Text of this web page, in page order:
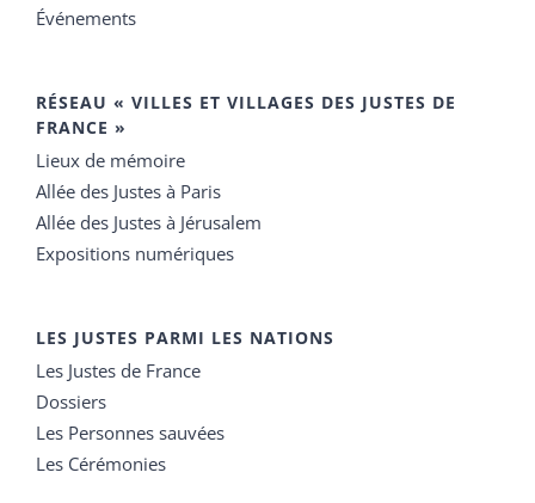
Événements
RÉSEAU « VILLES ET VILLAGES DES JUSTES DE
FRANCE »
Lieux de mémoire
Allée des Justes à Paris
Allée des Justes à Jérusalem
Expositions numériques
LES JUSTES PARMI LES NATIONS
Les Justes de France
Dossiers
Les Personnes sauvées
Les Cérémonies